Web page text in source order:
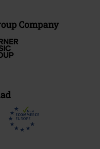
Company